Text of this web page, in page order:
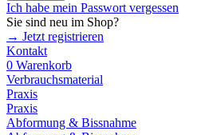
Ich habe mein Passwort vergessen
Sie sind neu im Shop?
→ Jetzt registrieren
Kontakt
0 Warenkorb
Verbrauchsmaterial
Praxis
Praxis
Abformung & Bissnahme